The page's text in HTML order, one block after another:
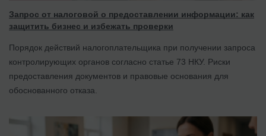
Запрос от налоговой о предоставлении информации: как
защитить бизнес и избежать проверки
Порядок действий налогоплательщика при получении запроса
контролирующих органов согласно статье 73 НКУ. Риски
предоставления документов и правовые основания для
обоснованного отказа.